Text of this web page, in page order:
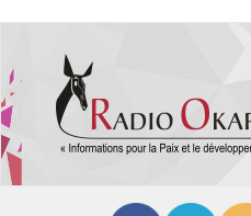
contenu
principal